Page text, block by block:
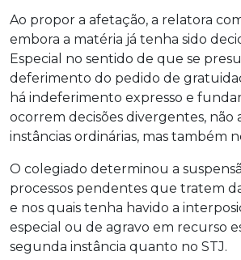
Ao propor a afetação, a relatora
embora a matéria já tenha sido
Especial no sentido de que se
deferimento do pedido de
há indeferimento expresso e
ocorrem decisões divergentes, não
instâncias ordinárias, mas também
O colegiado determinou a
processos pendentes que tratem
e nos quais tenha havido a
especial ou de agravo em recurso
segunda instância quanto no STJ.